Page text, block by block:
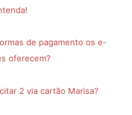
de pagamento os e-
oferecem?
2 via cartão Marisa?